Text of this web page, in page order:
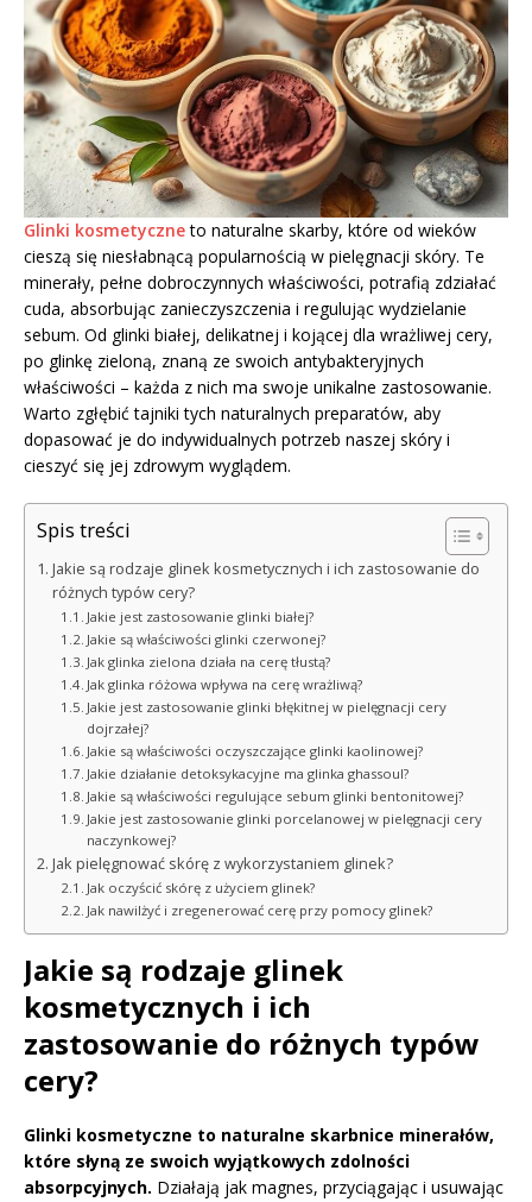
Glinki kosmetyczneto naturalne skarby, które od wieków
cieszą się niesłabnącą popularnością w pielęgnacji skóry. Te
minerały, pełne dobroczynnych właściwości, potrafią zdziałać
cuda, absorbując zanieczyszczenia i regulując wydzielanie
sebum. Od glinki białej, delikatnej i kojącej dla wrażliwej cery,
po glinkę zieloną, znaną ze swoich antybakteryjnych
właściwości – każda z nich ma swoje unikalne zastosowanie.
Warto zgłębić tajniki tych naturalnych preparatów, aby
dopasować je do indywidualnych potrzeb naszej skóry i
cieszyć się jej zdrowym wyglądem.
Spis treści
Jakie są rodzaje glinek kosmetycznych i ich zastosowanie do
różnych typów cery?
Jakie jest zastosowanie glinki białej?
Jakie są właściwości glinki czerwonej?
Jak glinka zielona działa na cerę tłustą?
Jak glinka różowa wpływa na cerę wrażliwą?
Jakie jest zastosowanie glinki błękitnej w pielęgnacji cery
dojrzałej?
Jakie są właściwości oczyszczające glinki kaolinowej?
Jakie działanie detoksykacyjne ma glinka ghassoul?
Jakie są właściwości regulujące sebum glinki bentonitowej?
Jakie jest zastosowanie glinki porcelanowej w pielęgnacji cery
naczynkowej?
Jak pielęgnować skórę z wykorzystaniem glinek?
Jak oczyścić skórę z użyciem glinek?
Jak nawilżyć i zregenerować cerę przy pomocy glinek?
Jakie są rodzaje glinek
kosmetycznych i ich
zastosowanie do różnych typów
cery?
Glinki kosmetyczne to naturalne skarbnice minerałów,
które słyną ze swoich wyjątkowych zdolności
absorpcyjnych. Działają jak magnes, przyciągając i usuwając